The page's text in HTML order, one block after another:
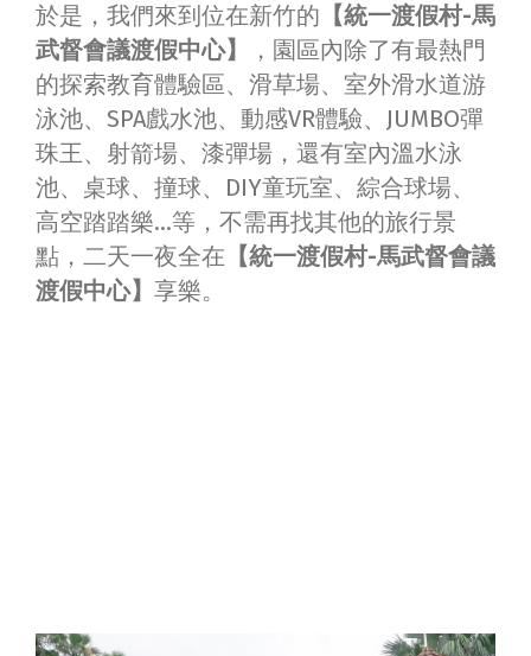
於是，我們來到位在新竹的 【統一渡假村-馬
武督會議渡假中心】
，園區內除了有最熱門
的探索教育體驗區、滑草場、室外滑水道游
泳池、SPA戲水池、動感VR體驗、JUMBO彈
珠王、射箭場、漆彈場，還有室內溫水泳
池、桌球、撞球、DIY童玩室、綜合球場、
高空踏踏樂…等，不需再找其他的旅行景
點，二天一夜全在 【統一渡假村-馬武督會議
渡假中心】 享樂。